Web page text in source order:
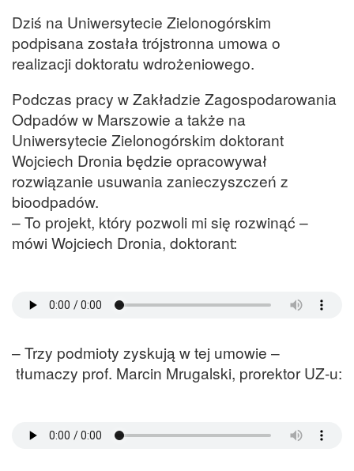
Dziś na Uniwersytecie Zielonogórskim
podpisana została trójstronna umowa o
realizacji doktoratu wdrożeniowego.
Podczas pracy w Zakładzie Zagospodarowania
Odpadów w Marszowie a także na
Uniwersytecie Zielonogórskim doktorant
Wojciech Dronia będzie opracowywał
rozwiązanie usuwania zanieczyszczeń z
bioodpadów.
– To projekt, który pozwoli mi się rozwinąć –
mówi Wojciech Dronia, doktorant:
– Trzy podmioty zyskują w tej umowie –
tłumaczy prof. Marcin Mrugalski, prorektor UZ-u: